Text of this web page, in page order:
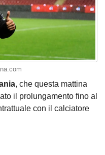
, che questa mattina
il prolungamento fino al
con il calciatore